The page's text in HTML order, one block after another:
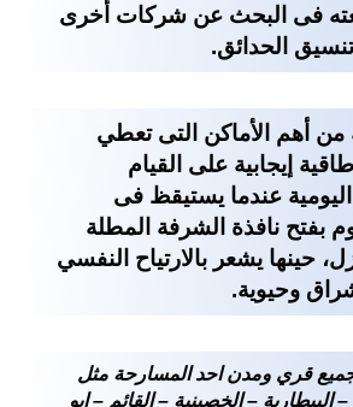
فى البحث عن شركات أخرى
الحدائق.
من أهم الأماكن التى تعطي
إيجابية على القيام
عندما يستيقظ فى
بفتح نافذة الشرفة المطلة
حينها يشعر بالارتياح النفسي
وحيوية.
قري ومدن احد المسارحة مثل
– الخصينية – القائم – ابو